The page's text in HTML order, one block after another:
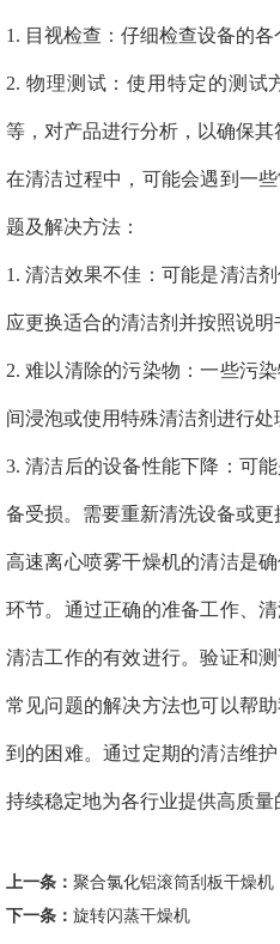
1. 目视检查：仔细检查设备的各
2. 物理测试：使用特定的测试
等，对产品进行分析，以确保其
在清洁过程中，可能会遇到一
题及解决方法：
1. 清洁效果不佳：可能是清洁
应更换适合的清洁剂并按照说明
2. 难以清除的污染物：一些污
间浸泡或使用特殊清洁剂进行处
3. 清洁后的设备性能下降：可
备受损。需要重新清洗设备或更
高速离心喷雾干燥机的清洁是
环节。通过正确的准备工作、
清洁工作的有效进行。验证和
常见问题的解决方法也可以帮
到的困难。通过定期的清洁维
持续稳定地为各行业提供高质量
上一条： 聚合氯化铝滚筒刮板干燥机
下一条： 旋转闪蒸干燥机